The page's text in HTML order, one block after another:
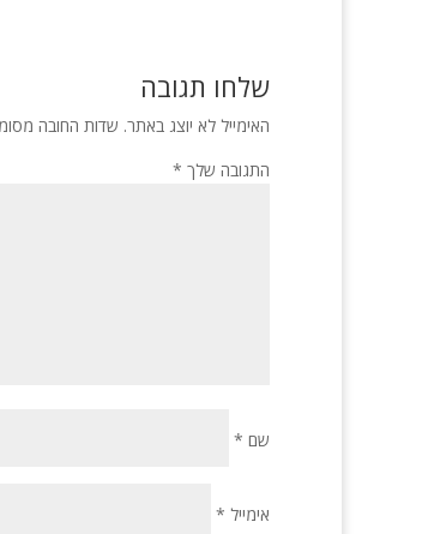
שלחו תגובה
האימייל לא יוצג באתר. שדות החובה
התגובה שלך *
שם *
אימייל *